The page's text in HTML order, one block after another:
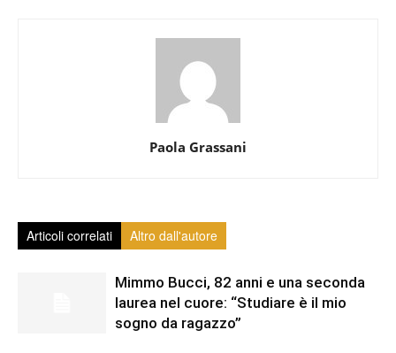
Paola Grassani
Articoli correlati Altro dall'autore
Mimmo Bucci, 82 anni e una seconda
laurea nel cuore: “Studiare è il mio
sogno da ragazzo”